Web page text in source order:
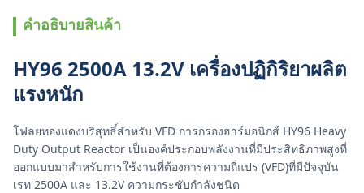
คําอธิบายสินค้า
HY96 2500A 13.2V เครื่องปฏิกิริยาผลิต
แรงหนัก
โฟลยทองแดงบริสุทธิ์สําหรับ VFD การกรองฮาร์มอนิกส์ HY96 Heavy
Duty Output Reactor เป็นองค์ประกอบพลังงานที่มีประสิทธิภาพสูงที่
ออกแบบมาสําหรับการใช้งานที่ต้องการความถี่แปร (VFD)ที่มีปัจจุบัน
เรท 2500A และ 13.2V ความกระชับกําลังชนิด